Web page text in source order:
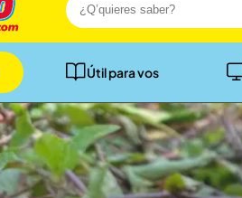
Útil para vos